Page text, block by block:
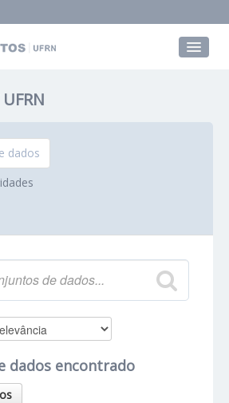
UFRN
dados
dados encontrado